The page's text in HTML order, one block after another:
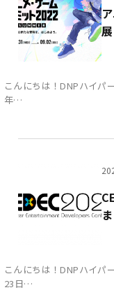
こんにちは！DNPハイパ
年…
こんにちは！DNPハイパ
23日…